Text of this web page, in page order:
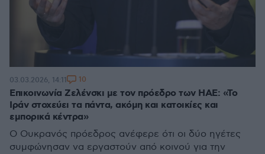
Επικοινωνία Ζελένσκι με τον πρόεδρο των ΗΑΕ: «Το
Ιράν στοχεύει τα πάντα, ακόμη και κατοικίες και
εμπορικά κέντρα»
Ο Ουκρανός πρόεδρος ανέφερε ότι οι δύο ηγέτες
συμφώνησαν να εργαστούν από κοινού για την
03.03.2026, 14:11 10